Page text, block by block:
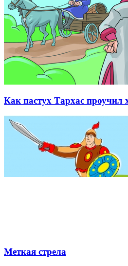
Как пастух Тархас проучил
Меткая стрела